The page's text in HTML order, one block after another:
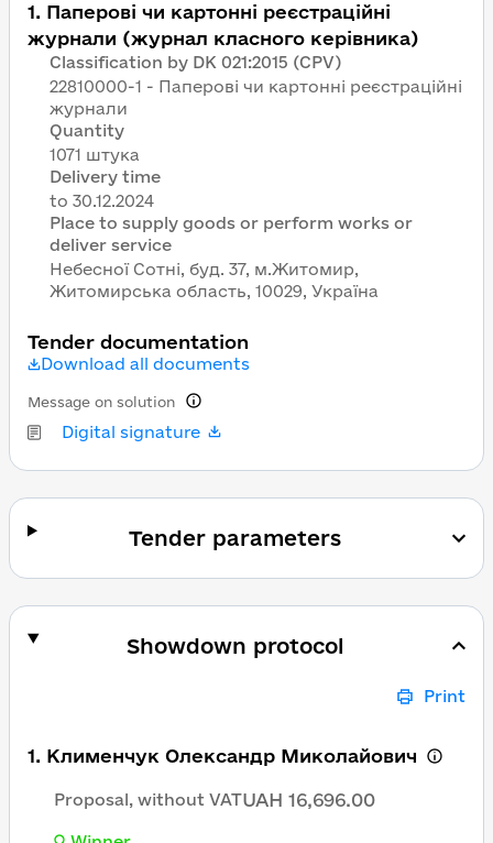
1. Паперові чи картонні реєстраційні
журнали (журнал класного керівника)
Classification by DK 021:2015 (CPV)
22810000-1 - Паперові чи картонні реєстраційні
журнали
Quantity
1071 штука
Delivery time
Place to supply goods or perform works or
deliver service
Небесної Сотні, буд. 37, м.Житомир,
Житомирська область, 10029, Україна
Tender documentation
Download all documents
Digital signature
Message on solution
Tender parameters
Showdown protocol
Print
1. Клименчук Олександр Миколайович
Proposal, without VATUAH 16,696.00